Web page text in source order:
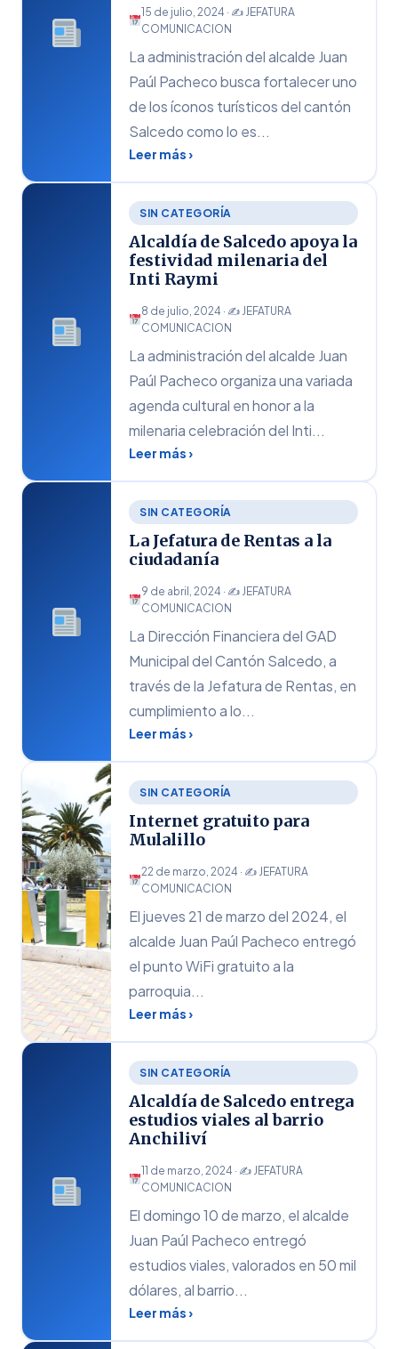
15 de julio, 2024 · ✍JEFATURA
COMUNICACION
La administración del alcalde Juan
Paúl Pacheco busca fortalecer uno
de los íconos turísticos del cantón
Salcedo como lo es...
Leer más ›
SIN CATEGORÍA
Alcaldía de Salcedo apoya la
festividad milenaria del
Inti Raymi
8 de julio, 2024 · ✍JEFATURA
COMUNICACION
La administración del alcalde Juan
Paúl Pacheco organiza una variada
agenda cultural en honor a la
milenaria celebración del Inti...
Leer más ›
SIN CATEGORÍA
La Jefatura de Rentas a la
ciudadanía
9 de abril, 2024 · ✍JEFATURA
COMUNICACION
La Dirección Financiera del GAD
Municipal del Cantón Salcedo, a
través de la Jefatura de Rentas, en
cumplimiento a lo...
Leer más ›
SIN CATEGORÍA
Internet gratuito para
Mulalillo
22 de marzo, 2024 · ✍JEFATURA
COMUNICACION
El jueves 21 de marzo del 2024, el
alcalde Juan Paúl Pacheco entregó
el punto WiFi gratuito a la
parroquia...
Leer más ›
SIN CATEGORÍA
Alcaldía de Salcedo entrega
estudios viales al barrio
Anchiliví
11 de marzo, 2024 · ✍JEFATURA
COMUNICACION
El domingo 10 de marzo, el alcalde
Juan Paúl Pacheco entregó
estudios viales, valorados en 50 mil
dólares, al barrio...
Leer más ›